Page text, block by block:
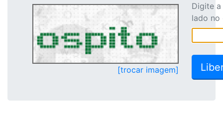
[trocar imagem]
Digite
lado no